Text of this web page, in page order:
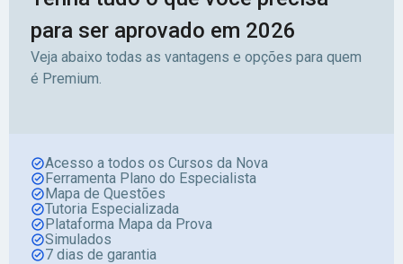
para ser aprovado em 2026
Veja abaixo todas as vantagens e opções para quem
é Premium.
Acesso a todos os Cursos da Nova
Ferramenta Plano do Especialista
Mapa de Questões
Tutoria Especializada
Plataforma Mapa da Prova
Simulados
7 dias de garantia